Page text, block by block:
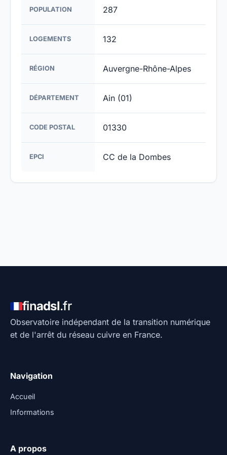
POPULATION 287
LOGEMENTS 132
RÉGION Auvergne-Rhône-Alpes
DÉPARTEMENT Ain (01)
CODE POSTAL 01330
EPCI CC de la Dombes
finadsl.fr
Observatoire indépendant de la transition numérique
et de l'arrêt du réseau cuivre en France.
Navigation
Accueil
Informations
A propos